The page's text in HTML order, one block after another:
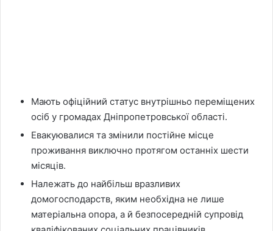
Мають офіційний статус внутрішньо переміщених
осіб у громадах Дніпропетровської області.
Евакуювалися та змінили постійне місце
проживання виключно протягом останніх шести
місяців.
Належать до найбільш вразливих
домогосподарств, яким необхідна не лише
матеріальна опора, а й безпосередній супровід